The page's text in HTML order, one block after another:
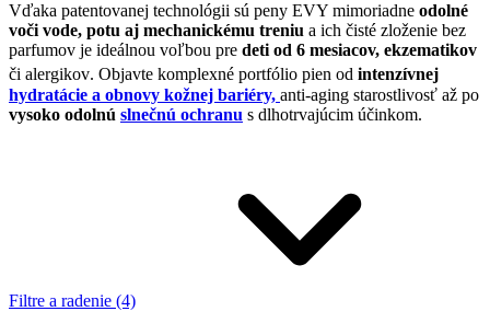
Vďaka patentovanej technológii sú peny EVY mimoriadne odolné
voči vode, potu aj mechanickému treniu a ich čisté zloženie bez
parfumov je ideálnou voľbou pre deti od 6 mesiacov, ekzematikov
či alergikov. Objavte komplexné portfólio pien od intenzívnej
hydratácie a obnovy kožnej bariéry, anti-aging starostlivosť až po
vysoko odolnú slnečnú ochranu s dlhotrvajúcim účinkom.
Filtre a radenie (4)